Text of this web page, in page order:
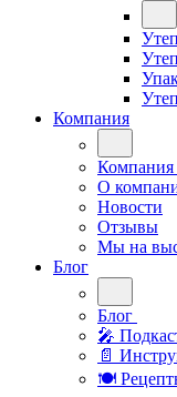
Компания
Компания
О
Новости
Отзывы
Мы на
Блог
Блог
🎤︎︎
📄
🍽